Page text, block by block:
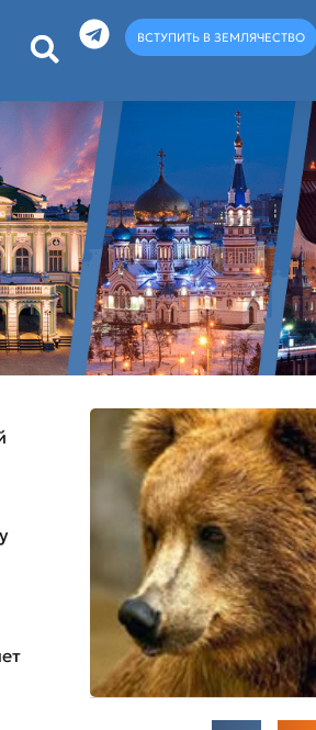
ВСТУПИТЬ В ЗЕМЛЯЧЕСТВО